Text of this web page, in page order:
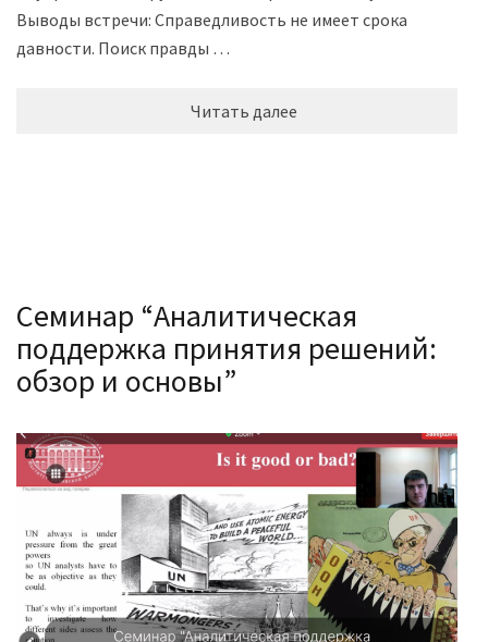
Выводы встречи: Справедливость не имеет срока
давности. Поиск правды …
Читать далее
Семинар “Аналитическая
поддержка принятия решений:
обзор и основы”